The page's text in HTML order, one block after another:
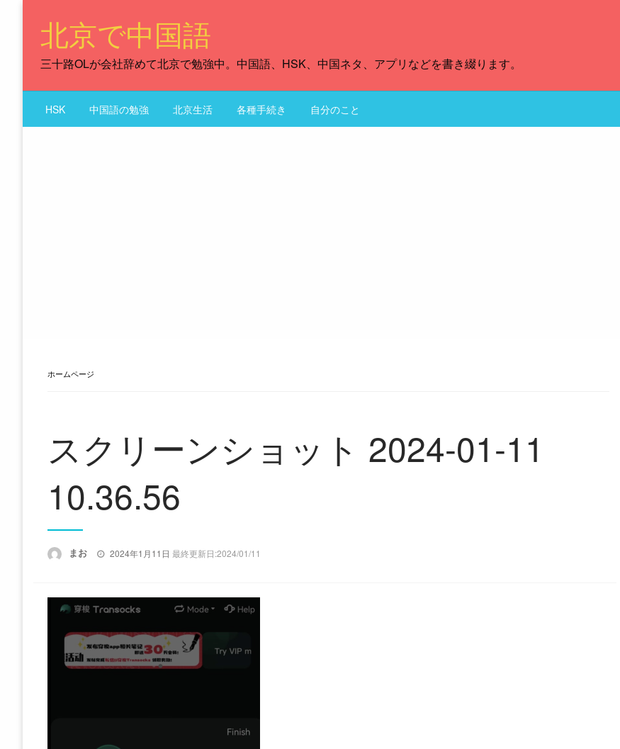
北京で中国語
三十路OLが会社辞めて北京で勉強中。中国語、HSK、中国ネタ、アプリなどを書き綴ります。
HSK 中国語の勉強 北京生活 各種手続き 自分のこと
ホームページ
スクリーンショット 2024-01-11
10.36.56
まお
投
2024年1月11日 最終更新日:2024/01/11